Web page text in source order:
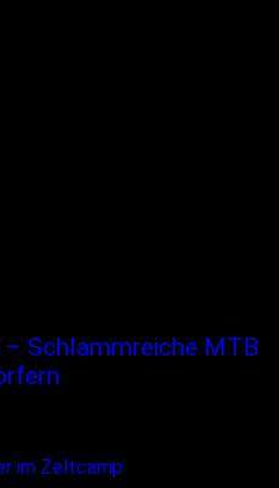
– Schlammreiche MTB